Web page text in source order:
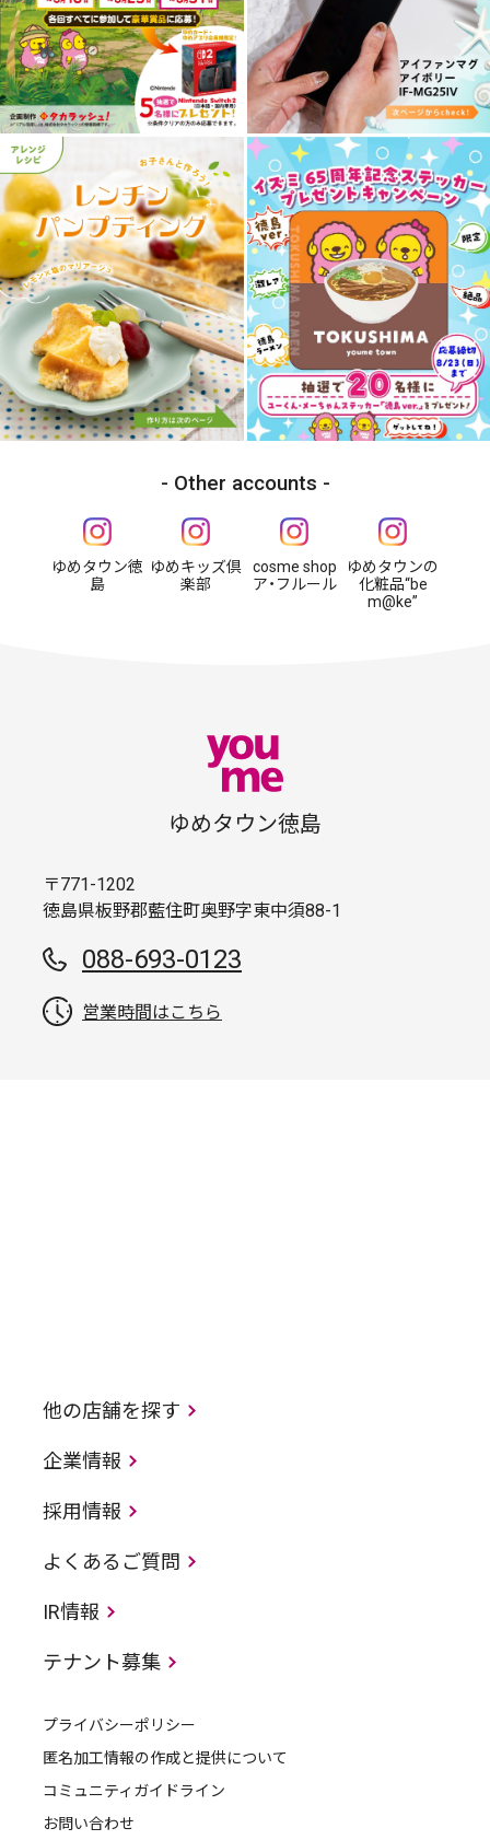
Other accounts
ゆめタウン徳
島
ゆめキッズ倶
楽部
cosme shop
ア・フルール
ゆめタウンの
化粧品“be
m@ke”
ゆめタウン徳島
〒771-1202
徳島県板野郡藍住町奥野字東中須88-1
088-693-0123
営業時間はこちら
他の店舗を探す
企業情報
採用情報
よくあるご質問
IR情報
テナント募集
プライバシーポリシー
匿名加工情報の作成と提供について
コミュニティガイドライン
お問い合わせ